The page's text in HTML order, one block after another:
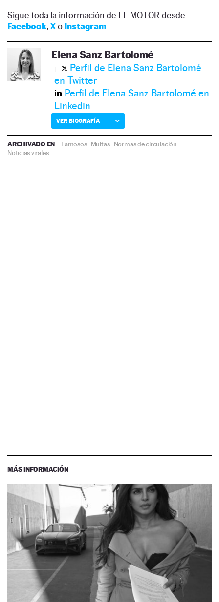
Sigue toda la información de EL MOTOR desde
Facebook, Xo Instagram
Elena Sanz Bartolomé
Perfil de Elena Sanz Bartolomé
en Twitter
Perfil de Elena Sanz Bartolomé en
Linkedin
VER BIOGRAFÍA
ARCHIVADO EN Famosos· Multas· Normas de circulación ·
Noticias virales
MÁS INFORMACIÓN